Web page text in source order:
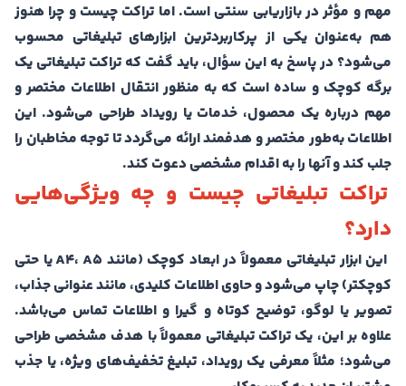
مهم و مؤثر در بازاریابی سنتی است. اما تراکت چیست و چرا هنوز
هم به‌عنوان یکی از پرکاربردترین ابزارهای تبلیغاتی محسوب
می‌شود؟ در پاسخ به این سؤال، باید گفت که تراکت تبلیغاتی یک
برگه کوچک و ساده است که به منظور انتقال اطلاعات مختصر و
مهم درباره یک محصول، خدمات یا رویداد طراحی می‌شود. این
اطلاعات به‌طور مختصر و هدفمند ارائه می‌گردد تا توجه مخاطبان را
جلب کند و آنها را به اقدام مشخصی دعوت کند.
تراکت تبلیغاتی چیست و چه ویژگی‌هایی
دارد؟
این ابزار تبلیغاتی معمولاً در ابعاد کوچک (مانند A4، A5 یا حتی
کوچکتر) چاپ می‌شود و حاوی اطلاعات کلیدی، مانند عنوانی جذاب،
تصویر یا لوگو، توضیح کوتاه و گیرا و اطلاعات تماس می‌باشد.
علاوه بر این، یک تراکت تبلیغاتی معمولاً با هدف مشخصی طراحی
می‌شود؛ مثلاً معرفی یک رویداد، تبلیغ تخفیف‌های ویژه، یا جذب